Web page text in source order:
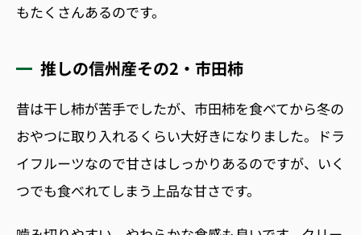
もたくさんあるのです。
推しの信州産その2・市田柿
昔は干し柿が苦手でしたが、市田柿を食べてから冬の
おやつに取り入れるくらい大好きになりました。ドラ
イフルーツなので甘さはしっかりあるのですが、いく
つでも食べれてしまう上品な甘さです。